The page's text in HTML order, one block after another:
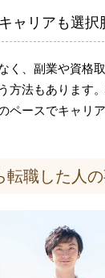
ャリアも選択
く、副業や資格
方法もあります
ペースでキャリ
転職した人